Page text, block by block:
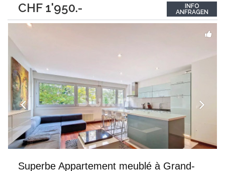
CHF 1'950.-
avec douche et WC Une cave privative L'accès à une buanderie
commune À noter...
INFO
ANFRAGEN
Superbe Appartement meublé à Grand-